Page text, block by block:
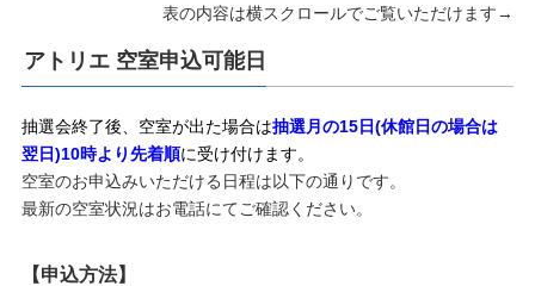
表の内容は横スクロールでご覧いただけます→
アトリエ 空室申込可能日
抽選会終了後、空室が出た場合は抽選月の15日(休館日の場合は
翌日)10時より先着順に受け付けます。
空室のお申込みいただける日程は以下の通りです。
最新の空室状況はお電話にてご確認ください。
【申込方法】